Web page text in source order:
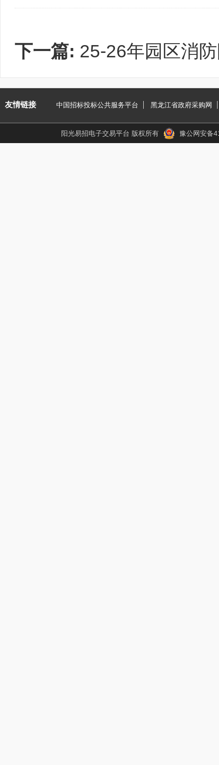
下一篇: 25-26年园区消
友情链接 中国招标投标公共服务平台 黑龙江省政府采购网
阳光易招电子交易平台 版权所有 豫公网安备